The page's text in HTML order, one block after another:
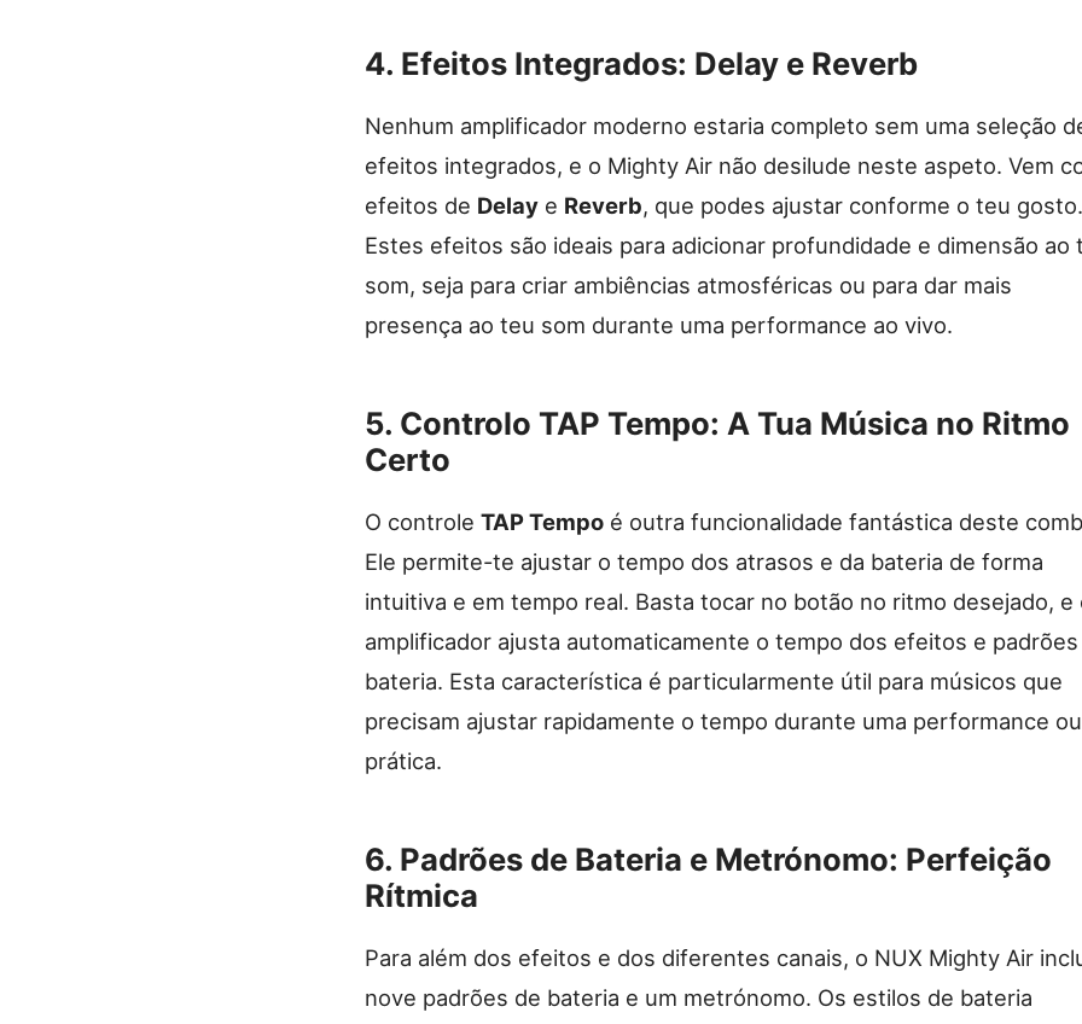
4. Efeitos Integrados: Delay e Reverb
Nenhum amplificador moderno estaria completo sem uma seleção
efeitos integrados, e o Mighty Air não desilude neste aspeto. Vem
efeitos de Delay e Reverb, que podes ajustar conforme o teu gosto.
Estes efeitos são ideais para adicionar profundidade e dimensão ao
som, seja para criar ambiências atmosféricas ou para dar mais
presença ao teu som durante uma performance ao vivo.
5. Controlo TAP Tempo: A Tua Música no Ritmo
Certo
O controle TAP Tempo é outra funcionalidade fantástica deste
Ele permite-te ajustar o tempo dos atrasos e da bateria de forma
intuitiva e em tempo real. Basta tocar no botão no ritmo desejado, e
amplificador ajusta automaticamente o tempo dos efeitos e
bateria. Esta característica é particularmente útil para músicos que
precisam ajustar rapidamente o tempo durante uma performance ou
prática.
6. Padrões de Bateria e Metrónomo: Perfeição
Rítmica
Para além dos efeitos e dos diferentes canais, o NUX Mighty Air
nove padrões de bateria e um metrónomo. Os estilos de bateria